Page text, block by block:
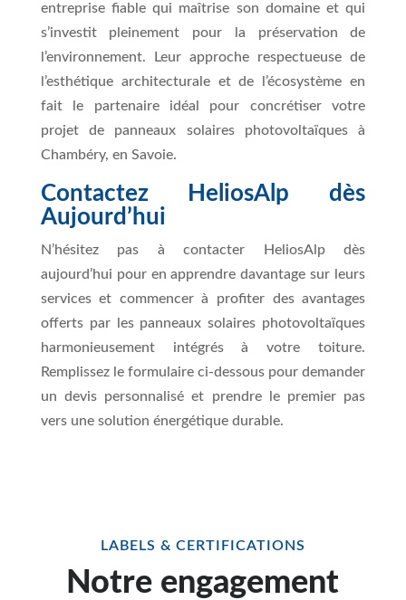
entreprise fiable qui maîtrise son domaine et qui
s’investit pleinement pour la préservation de
l’environnement. Leur approche respectueuse de
l’esthétique architecturale et de l’écosystème en
fait le partenaire idéal pour concrétiser votre
projet de panneaux solaires photovoltaïques à
Chambéry, en Savoie.
Contactez HeliosAlp dès
Aujourd’hui
N’hésitez pas à contacter HeliosAlp dès
aujourd’hui pour en apprendre davantage sur leurs
services et commencer à profiter des avantages
offerts par les panneaux solaires photovoltaïques
harmonieusement intégrés à votre toiture.
Remplissez le formulaire ci-dessous pour demander
un devis personnalisé et prendre le premier pas
vers une solution énergétique durable.
LABELS & CERTIFICATIONS
Notre engagement